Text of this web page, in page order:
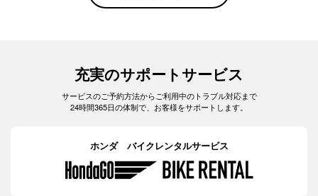
充実のサポートサービス
サービスのご予約方法からご利用中のトラブル対応まで
24時間365日の体制で、お客様をサポートします。
ホンダ バイクレンタルサービス